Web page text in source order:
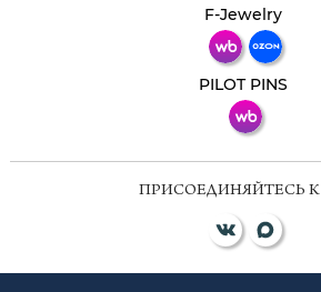
F-Jewelry
PILOT PINS
ПРИСОЕДИНЯЙТЕСЬ